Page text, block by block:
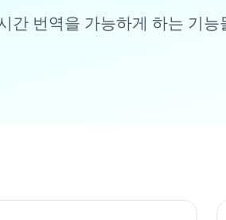
간 번역을 가능하게 하는 기능